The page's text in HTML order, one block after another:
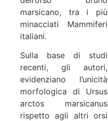
marsicano, tra i più
minacciati Mammiferi
italiani.
Sulla base di studi
recenti, gli autori,
evidenziano l’unicità
morfologica di Ursus
arctos marsicanus
rispetto agli altri orsi